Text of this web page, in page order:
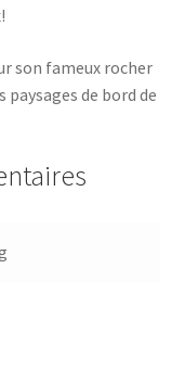
son fameux rocher
paysages de bord de